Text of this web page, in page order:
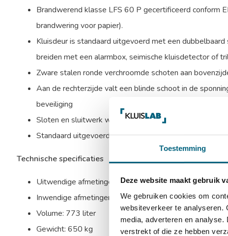
Toestemming
Deze website maakt gebruik
We gebruiken cookies om
websiteverkeer te analyseren.
media, adverteren en
verstrekt of die ze hebben
Brandwerend klasse LFS 60 P gecertificeerd conform
brandwering voor papier).
Kluisdeur is standaard uitgevoerd met een
breiden met een alarmbox, seimische kluisdetector of
Zware stalen ronde verchroomde schoten aan
Aan de rechterzijde valt een blinde schoot in de
beveiliging
Sloten en sluitwerk worden beschermd door
Standaard uitgevoerd met 4 in hoogte verstelbare
Technische specificaties
Uitwendige afmetingen: 1950 x 1250 x 585 mm
Inwendige afmetingen: 1785 x 1110 x 390 mm
Volume: 773 liter
Gewicht: 650 kg